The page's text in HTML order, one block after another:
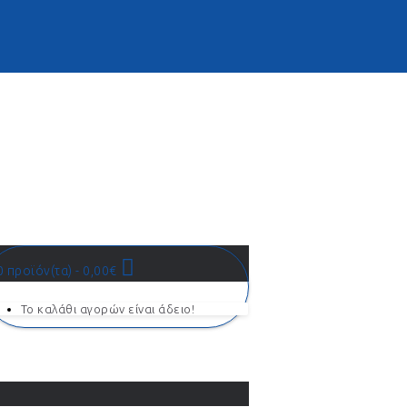
προϊόν(τα) - 0,00€
Το καλάθι αγορών είναι άδειο!